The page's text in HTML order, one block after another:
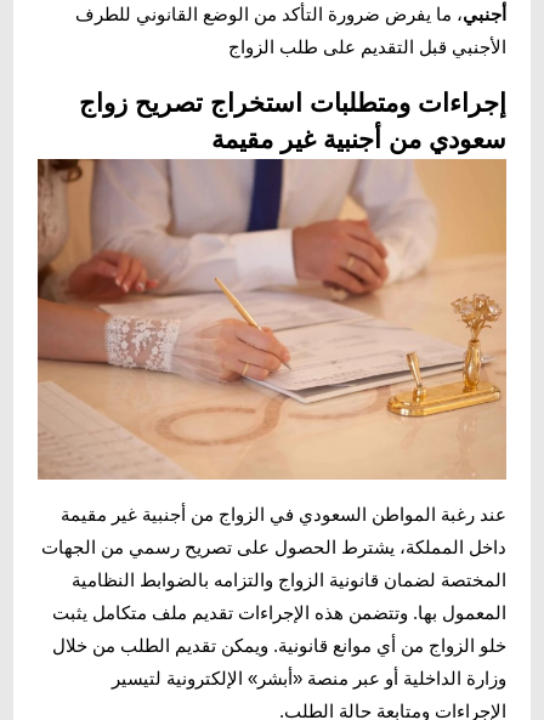
أجنبي، ما يفرض ضرورة التأكد من الوضع القانوني للطرف
الأجنبي قبل التقديم على طلب الزواج
إجراءات ومتطلبات استخراج تصريح زواج
سعودي من أجنبية غير مقيمة
عند رغبة المواطن السعودي في الزواج من أجنبية غير مقيمة
داخل المملكة، يشترط الحصول على تصريح رسمي من الجهات
المختصة لضمان قانونية الزواج والتزامه بالضوابط النظامية
المعمول بها. وتتضمن هذه الإجراءات تقديم ملف متكامل يثبت
خلو الزواج من أي موانع قانونية. ويمكن تقديم الطلب من خلال
وزارة الداخلية أو عبر منصة «أبشر» الإلكترونية لتيسير
الإجراءات ومتابعة حالة الطلب.